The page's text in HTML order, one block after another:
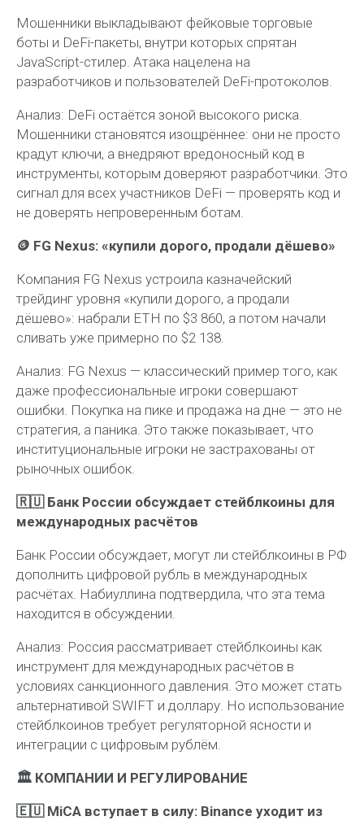
Мошенники выкладывают фейковые торговые
боты и DeFi-пакеты, внутри которых спрятан
JavaScript-стилер. Атака нацелена на
разработчиков и пользователей DeFi-протоколов.
Анализ: DeFi остаётся зоной высокого риска.
Мошенники становятся изощрённее: они не просто
крадут ключи, а внедряют вредоносный код в
инструменты, которым доверяют разработчики. Это
сигнал для всех участников DeFi — проверять код и
не доверять непроверенным ботам.
🪙 FG Nexus: «купили дорого, продали дёшево»
Компания FG Nexus устроила казначейский
трейдинг уровня «купили дорого, а продали
дёшево»: набрали ETH по $3 860, а потом начали
сливать уже примерно по $2 138.
Анализ: FG Nexus — классический пример того, как
даже профессиональные игроки совершают
ошибки. Покупка на пике и продажа на дне — это не
стратегия, а паника. Это также показывает, что
институциональные игроки не застрахованы от
рыночных ошибок.
🇷🇺 Банк России обсуждает стейблкоины для
международных расчётов
Банк России обсуждает, могут ли стейблкоины в РФ
дополнить цифровой рубль в международных
расчётах. Набиуллина подтвердила, что эта тема
находится в обсуждении.
Анализ: Россия рассматривает стейблкоины как
инструмент для международных расчётов в
условиях санкционного давления. Это может стать
альтернативой SWIFT и доллару. Но использование
стейблкоинов требует регуляторной ясности и
интеграции с цифровым рублём.
🏛 КОМПАНИИ И РЕГУЛИРОВАНИЕ
🇪🇺 MiCA вступает в силу: Binance уходит из